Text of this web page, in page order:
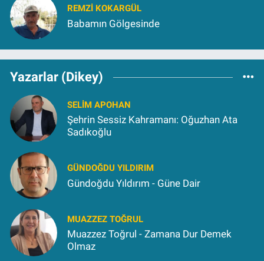
REMZI KOKARGÜL
Babamın Gölgesinde
Yazarlar (Dikey)
SELIM APOHAN
Şehrin Sessiz Kahramanı: Oğuzhan Ata
Sadıkoğlu
GÜNDOĞDU YILDIRIM
Gündoğdu Yıldırım - Güne Dair
MUAZZEZ TOĞRUL
Muazzez Toğrul - Zamana Dur Demek
Olmaz